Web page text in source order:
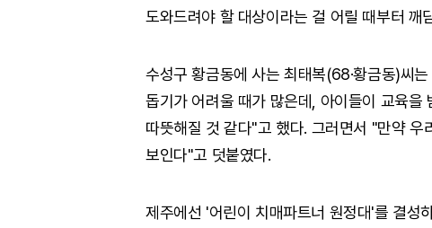
도와드려야 할 대상이라는 걸 어릴 때부터
수성구 황금동에 사는 최태복(68·황금동)씨
돕기가 어려울 때가 많은데, 아이들이 교육
따뜻해질 것 같다"고 했다. 그러면서 "만약
보인다"고 덧붙였다.
제주에선 '어린이 치매파트너 원정대'를 결성